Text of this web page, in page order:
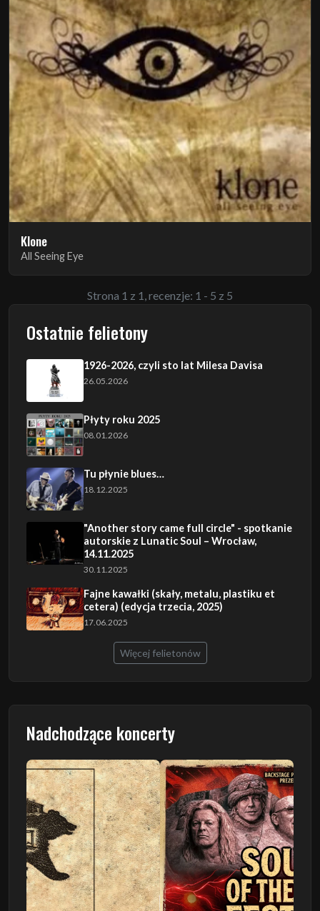
Klone
All Seeing Eye
Strona 1 z 1, recenzje: 1 - 5 z 5
Ostatnie felietony
1926-2026, czyli sto lat Milesa Davisa
26.05.2026
Płyty roku 2025
08.01.2026
Tu płynie blues…
18.12.2025
"Another story came full circle" - spotkanie
autorskie z Lunatic Soul – Wrocław,
14.11.2025
30.11.2025
Fajne kawałki (skały, metalu, plastiku et
cetera) (edycja trzecia, 2025)
17.06.2025
Więcej felietonów
Nadchodzące koncerty
Poprzedni Następny